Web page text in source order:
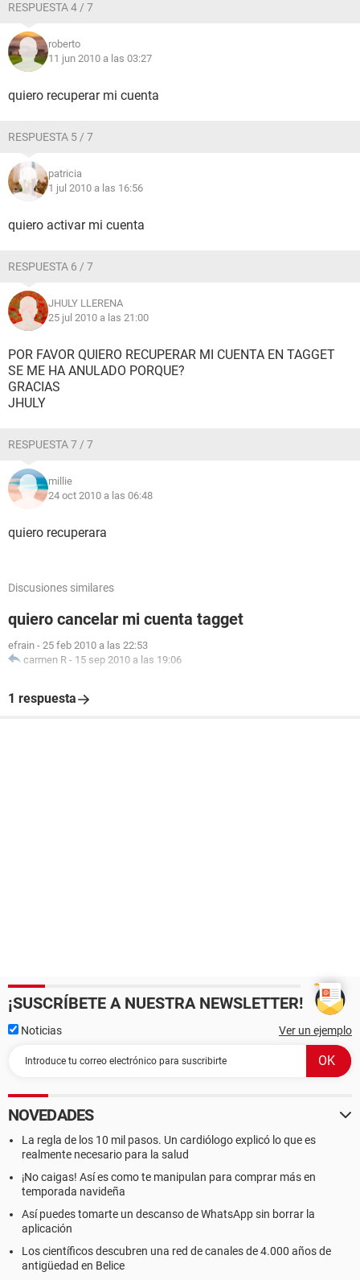
RESPUESTA 4 / 7
roberto
11 jun 2010 a las 03:27
quiero recuperar mi cuenta
RESPUESTA 5 / 7
patricia
1 jul 2010 a las 16:56
quiero activar mi cuenta
RESPUESTA 6 / 7
JHULY LLERENA
25 jul 2010 a las 21:00
POR FAVOR QUIERO RECUPERAR MI CUENTA EN TAGGET
SE ME HA ANULADO PORQUE?
GRACIAS
JHULY
RESPUESTA 7 / 7
millie
24 oct 2010 a las 06:48
quiero recuperara
Discusiones similares
quiero cancelar mi cuenta tagget
efrain - 25 feb 2010 a las 22:53
carmen R - 15 sep 2010 a las 19:06
1 respuesta
¡SUSCRÍBETE A NUESTRA NEWSLETTER!
Noticias Ver un ejemplo
NOVEDADES
La regla de los 10 mil pasos. Un cardiólogo explicó lo que es
realmente necesario para la salud
¡No caigas! Así es como te manipulan para comprar más en
temporada navideña
Así puedes tomarte un descanso de WhatsApp sin borrar la
aplicación
Los científicos descubren una red de canales de 4.000 años de
antigüedad en Belice